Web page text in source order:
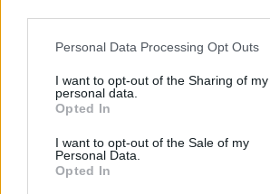
Please note that this website/app uses
not limited to your visit or usage
grant or deny consent to Google and its
use your data for below specified
consent section.
Personal Data Processing Opt Outs
I want to opt-out of the Sharing of my
personal data.
Opted In
I want to opt-out of the Sale of my
Personal Data.
Opted In
A magyar kultúra napja alkalmából az
Minősített közművelődési intézmény
budapesti KMO Művelődési Központ és
Bálint Ágnes Kulturális Központ, a
Művelődési Központ és Könyvtár, a